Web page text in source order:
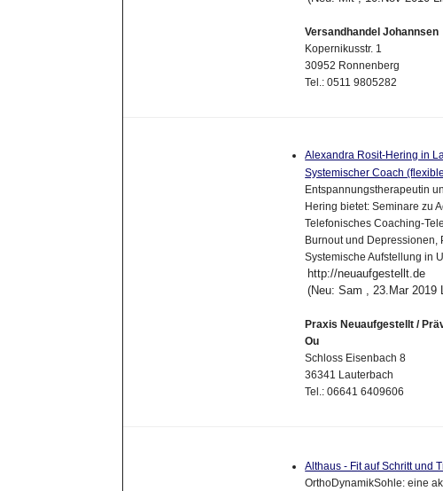
Versandhandel Johannsen
Kopernikusstr. 1
30952 Ronnenberg
Tel.: 0511 9805282
Alexandra Rosit-Hering in
Systemischer Coach
Entspannungstherapeutin
Hering bietet: Seminare zu
Telefonisches Coaching-
Burnout und
Systemische Aufstellung in
http://neuaufgestellt.de
(Neu: Sam , 23.Mar 2019
Praxis Neuaufgestellt /
Ou
Schloss Eisenbach 8
36341 Lauterbach
Tel.: 06641 6409606
Althaus - Fit auf Schritt und
OrthoDynamikSohle: eine